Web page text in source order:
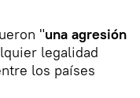
"una agresión
legalidad
los países